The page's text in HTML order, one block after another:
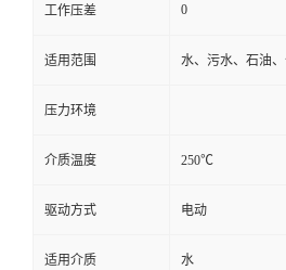
工作压差 0
适用范围 水、污水、石油
压力环境
介质温度 250℃
驱动方式 电动
适用介质 水